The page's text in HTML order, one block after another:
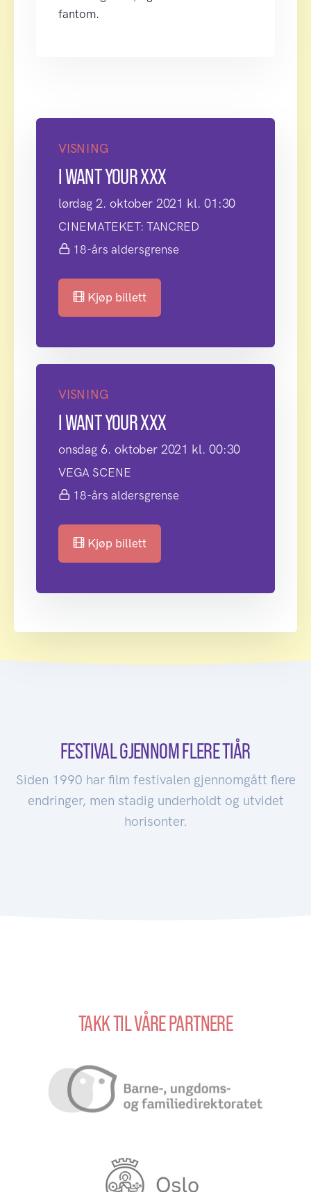
fantom.
VISNING
I WANT YOUR XXX
lørdag 2. oktober 2021 kl. 01:30
CINEMATEKET: TANCRED
18-års aldersgrense
Kjøp billett
VISNING
I WANT YOUR XXX
onsdag 6. oktober 2021 kl. 00:30
VEGA SCENE
18-års aldersgrense
Kjøp billett
FESTIVAL GJENNOM FLERE TIÅR
Siden 1990 har film festivalen gjennomgått flere
endringer, men stadig underholdt og utvidet
horisonter.
TAKK TIL VÅRE PARTNERE